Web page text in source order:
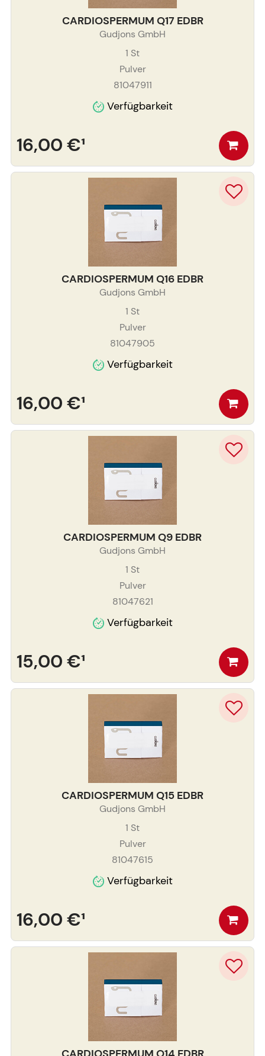
CARDIOSPERMUM Q17 EDBR
Gudjons GmbH
1 St
Pulver
81047911
Verfügbarkeit
16,00 €¹
CARDIOSPERMUM Q16 EDBR
Gudjons GmbH
1 St
Pulver
81047905
Verfügbarkeit
16,00 €¹
CARDIOSPERMUM Q9 EDBR
Gudjons GmbH
1 St
Pulver
81047621
Verfügbarkeit
15,00 €¹
CARDIOSPERMUM Q15 EDBR
Gudjons GmbH
1 St
Pulver
81047615
Verfügbarkeit
16,00 €¹